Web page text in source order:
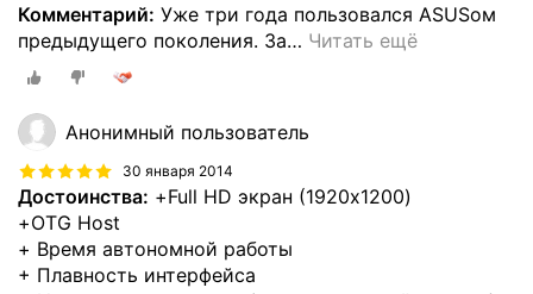
Комментарий: Уже три года пользовался ASUSом
предыдущего поколения. За… Читать ещё
Анонимный пользователь
30 января 2014
Достоинства: +Full HD экран (1920x1200)
+OTG Host
+ Время автономной работы
+ Плавность интерфейса